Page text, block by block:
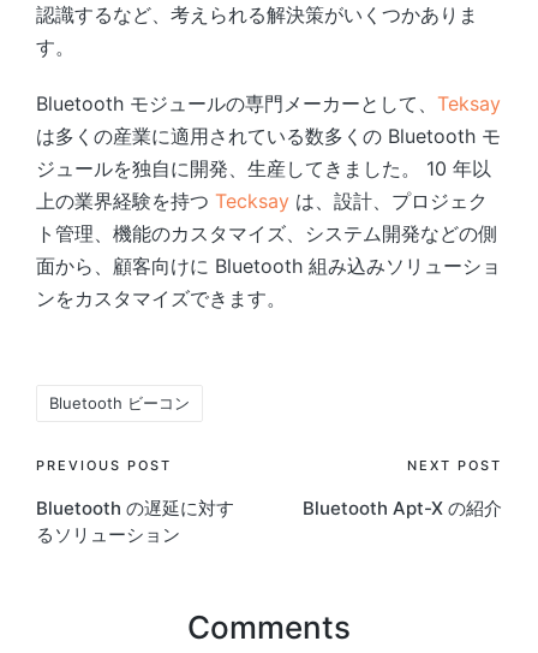
認識するなど、考えられる解決策がいくつかありま
す。
Bluetooth モジュールの専門メーカーとして、 Teksay
は多くの産業に適用されている数多くの Bluetooth モ
ジュールを独自に開発、生産してきました。 10 年以
上の業界経験を持つ Tecksay は、設計、プロジェク
ト管理、機能のカスタマイズ、システム開発などの側
面から、顧客向けに Bluetooth 組み込みソリューショ
ンをカスタマイズできます。
Bluetooth ビーコン
Post
navigation
PREVIOUS POST
Bluetooth の遅延に対す
るソリューション
NEXT POST
Bluetooth Apt-X の紹介
Comments